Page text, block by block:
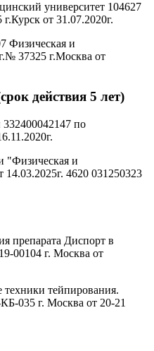
университет 104627
от 31.07.2020г.
и
37325 г.Москва от
действия 5 лет)
332400042147 по
"Физическая и
4620 031250323
препарата Диспорт в
00104 г. Москва от
тейпирования.
035 г. Москва от 20-21